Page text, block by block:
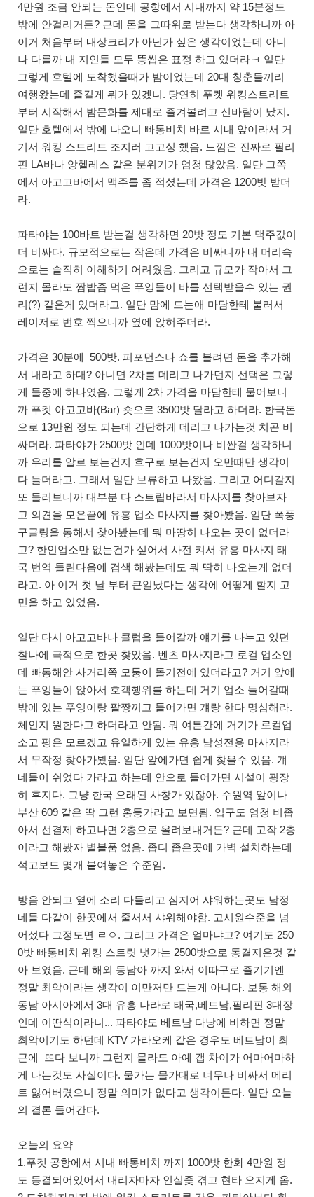
4만원 조금 안되는 돈인데 공항에서 시내까지 약 15분정도
밖에 안걸리거든? 근데 돈을 그따위로 받는다 생각하니까 아
이거 처음부터 내상크리가 아닌가 싶은 생각이었는데 아니
나 다를까 내 지인들 모두 똥씹은 표정 하고 있더라ㅋ 일단
그렇게 호텔에 도착했을때가 밤이었는데 20대 청춘들끼리
여행왔는데 즐길게 뭐가 있겠니. 당연히 푸켓 워킹스트리트
부터 시작해서 밤문화를 제대로 즐겨볼려고 신바람이 났지.
일단 호텔에서 밖에 나오니 빠통비치 바로 시내 앞이라서 거
기서 워킹 스트리트 조지러 고고싱 했음. 느낌은 진짜로 필리
핀 LA바나 앙헬레스 같은 분위기가 엄청 많았음. 일단 그쪽
에서 아고고바에서 맥주를 좀 적셨는데 가격은 1200밧 받더
라.
파타야는 100바트 받는걸 생각하면 20밧 정도 기본 맥주값이
더 비싸다. 규모적으로는 작은데 가격은 비싸니까 내 머리속
으로는 솔직히 이해하기 어려웠음. 그리고 규모가 작아서 그
런지 몰라도 짬밥좀 먹은 푸잉들이 바를 선택받을수 있는 권
리(?) 같은게 있더라고. 일단 맘에 드는애 마담한테 불러서
레이저로 번호 찍으니까 옆에 앉혀주더라.
가격은 30분에 500밧. 퍼포먼스나 쇼를 볼려면 돈을 추가해
서 내라고 하대? 아니면 2차를 데리고 나가던지 선택은 그렇
게 둘중에 하나였음. 그렇게 2차 가격을 마담한테 물어보니
까 푸켓 아고고바(Bar) 숏으로 3500밧 달라고 하더라. 한국돈
으로 13만원 정도 되는데 간단하게 데리고 나가는것 치곤 비
싸더라. 파타야가 2500밧 인데 1000밧이나 비싼걸 생각하니
까 우리를 알로 보는건지 호구로 보는건지 오만때만 생각이
다 들더라고. 그래서 일단 보류하고 나왔음. 그리고 어디갈지
또 둘러보니까 대부분 다 스트립바라서 마사지를 찾아보자
고 의견을 모은끝에 유흥 업소 마사지를 찾아봤음. 일단 폭풍
구글링을 통해서 찾아봤는데 뭐 마땅히 나오는 곳이 없더라
고? 한인업소만 없는건가 싶어서 사전 켜서 유흥 마사지 태
국 번역 돌린다음에 검색 해봤는데도 뭐 딱히 나오는게 없더
라고. 아 이거 첫 날 부터 큰일났다는 생각에 어떻게 할지 고
민을 하고 있었음.
일단 다시 아고고바나 클럽을 들어갈까 얘기를 나누고 있던
찰나에 극적으로 한곳 찾았음. 벤츠 마사지라고 로컬 업소인
데 빠통해안 사거리쪽 모퉁이 돌기전에 있더라고? 거기 앞에
는 푸잉들이 앉아서 호객행위를 하는데 거기 업소 들어갈때
밖에 있는 푸잉이랑 팔짱끼고 들어가면 걔랑 한다 명심해라.
체인지 원한다고 하더라고 안됨. 뭐 여튼간에 거기가 로컬업
소고 평은 모르겠고 유일하게 있는 유흥 남성전용 마사지라
서 무작정 찾아가봤음. 일단 앞에가면 쉽게 찾을수 있음. 걔
네들이 쉬었다 가라고 하는데 안으로 들어가면 시설이 굉장
히 후지다. 그냥 한국 오래된 사창가 있잖아. 수원역 앞이나
부산 609 같은 딱 그런 홍등가라고 보면됨. 입구도 엄청 비좁
아서 선결제 하고나면 2층으로 올려보내거든? 근데 고작 2층
이라고 해봤자 별볼품 없음. 좁디 좁은곳에 가벽 설치하는데
석고보드 몇개 붙여놓은 수준임.
방음 안되고 옆에 소리 다들리고 심지어 샤워하는곳도 남정
네들 다같이 한곳에서 줄서서 샤워해야함. 고시원수준을 넘
어섰다 그정도면 ㄹㅇ. 그리고 가격은 얼마냐고? 여기도 250
0밧 빠통비치 워킹 스트릿 냇가는 2500밧으로 동결지은것 같
아 보였음. 근데 해외 동남아 까지 와서 이따구로 즐기기엔
정말 최악이라는 생각이 이만저만 드는게 아니다. 보통 해외
동남 아시아에서 3대 유흥 나라로 태국,베트남,필리핀 3대장
인데 이딴식이라니... 파타야도 베트남 다낭에 비하면 정말
최악이기도 하던데 KTV 가라오케 같은 경우도 베트남이 최
근에 뜨다 보니까 그런지 몰라도 아예 갭 차이가 어마어마하
게 나는것도 사실이다. 물가는 물가대로 너무나 비싸서 메리
트 잃어버렸으니 정말 의미가 없다고 생각이든다. 일단 오늘
의 결론 들어간다.
오늘의 요약
1.푸켓 공항에서 시내 빠통비치 까지 1000밧 한화 4만원 정
도 동결되어있어서 내리자마자 인실좆 겪고 현타 오지게 옴.